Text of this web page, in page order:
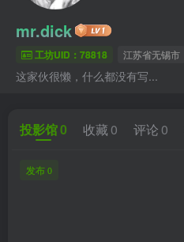
mr.dick
工坊UID：78818 江苏省无锡市
这家伙很懒，什么都没有写...
投影馆0 收藏 0 评论 0
发布 0